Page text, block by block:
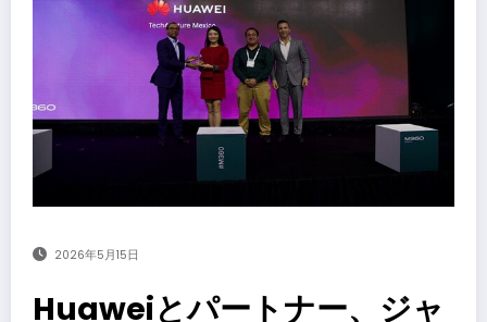
2026年5月15日
Huaweiとパートナー、ジャ